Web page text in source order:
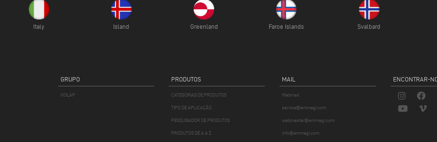
Italy Island Greenland Faroe Islands Svalbard
GRUPO
VOILÀP
PRODUTOS
CATEGORIAS DE PRODUTOS
TIPO DE APLICAÇÃO
PESQUISADOR DE PRODUTOS
PRODUTOS DE A A Z
MAIL
Webmail
service@emmegi.com
webmaster@emmegi.com
info@emmegi.com
ENCONTRAR-